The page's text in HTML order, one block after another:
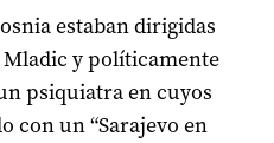
estaban dirigidas
y políticamente
psiquiatra en cuyos
con un “Sarajevo en